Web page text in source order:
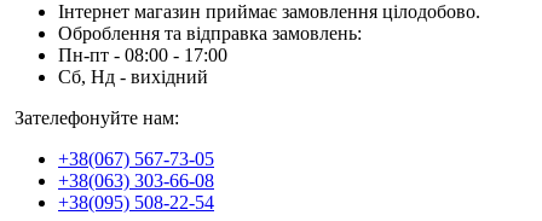
Інтернет магазин приймає замовлення цілодобово.
Оброблення та відправка замовлень:
Пн-пт - 08:00 - 17:00
Сб, Нд - вихідний
Зателефонуйте нам:
+38(067) 567-73-05
+38(063) 303-66-08
+38(095) 508-22-54